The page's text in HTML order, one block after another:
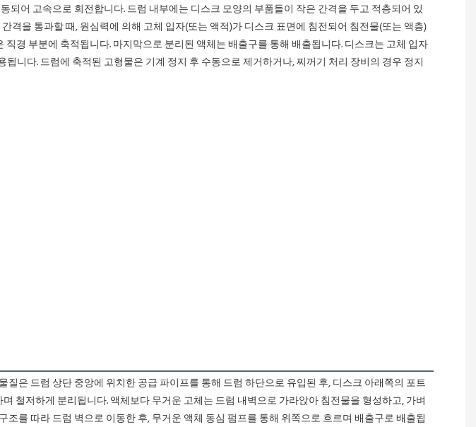
을 통과할 때, 원심력에 의해 고체 입자(또는 액적)가 디스크 표면에 침전되어 침전물(또는 액층)
경 부분에 축적됩니다. 마지막으로 분리된 액체는 배출구를 통해 배출됩니다. 디스크는 고체 입자
니다. 드럼에 축적된 고형물은 기계 정지 후 수동으로 제거하거나, 찌꺼기 처리 장비의 경우 정지
철저하게 분리됩니다. 액체보다 무거운 고체는 드럼 내벽으로 가라앉아 침전물을 형성하고, 가벼
를 따라 드럼 벽으로 이동한 후, 무거운 액체 동심 펌프를 통해 위쪽으로 흐르며 배출구로 배출됩